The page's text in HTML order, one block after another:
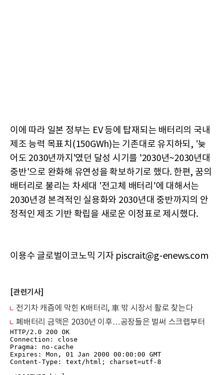
이에 따라 일본 정부는 EV 등에 탑재되는 배터리의 국내
제조 능력 목표치(150GWh)는 기존대로 유지하되, '늦
어도 2030년까지'였던 달성 시기를 '2030년~2030년대
중반'으로 완화해 유연성을 확보하기로 했다. 한편, 꿈의
배터리로 불리는 차세대 '전고체 배터리'에 대해서는
2030년경 본격적인 실용화와 2030년대 중반까지의 안
정적인 제조 기반 확립을 새로운 이정표로 제시했다.
이용수 글로벌이코노믹 기자 piscrait@g-enews.com
[관련기사]
전기차 캐즘에 막힌 K배터리, 車 밖 시장서 활로 찾는다
폐배터리 금맥은 2030년 이후…공장들은 벌써 스크랩부터